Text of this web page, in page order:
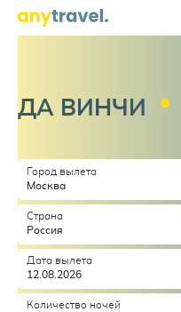
ДА ВИНЧИ
Город вылета
Москва
Страна
Россия
Дата вылета
12.08.2026
Количество ночей